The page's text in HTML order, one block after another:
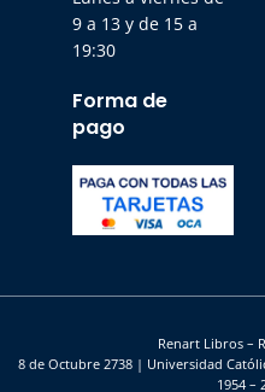
9 a 13 y de 15 a
19:30
Forma de
pago
Renart Libros –
8 de Octubre 2738 | Universidad
1954 –